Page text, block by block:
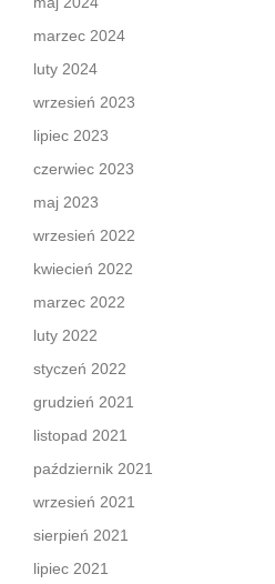
marzec 2024
luty 2024
wrzesień 2023
lipiec 2023
czerwiec 2023
maj 2023
wrzesień 2022
kwiecień 2022
marzec 2022
luty 2022
styczeń 2022
grudzień 2021
listopad 2021
październik 2021
wrzesień 2021
sierpień 2021
lipiec 2021